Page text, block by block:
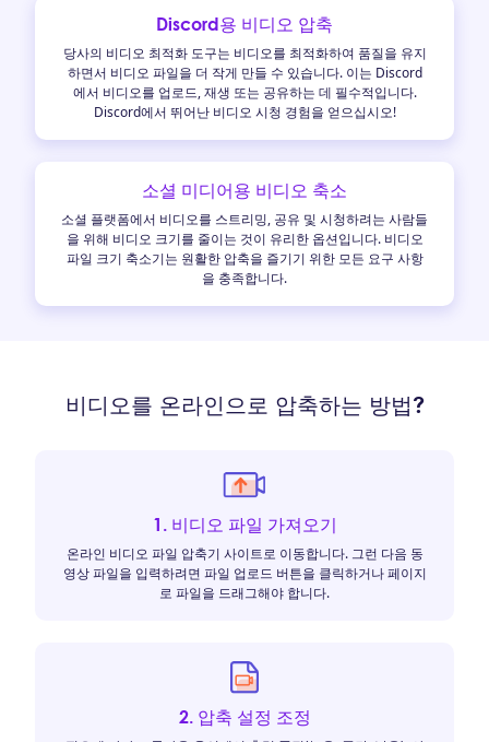
Discord용 비디오 압축
당사의 비디오 최적화 도구는 비디오를 최적화하여 품질을 유지
하면서 비디오 파일을 더 작게 만들 수 있습니다. 이는 Discord
에서 비디오를 업로드, 재생 또는 공유하는 데 필수적입니다.
Discord에서 뛰어난 비디오 시청 경험을 얻으십시오!
소셜 미디어용 비디오 축소
소셜 플랫폼에서 비디오를 스트리밍, 공유 및 시청하려는 사람들
을 위해 비디오 크기를 줄이는 것이 유리한 옵션입니다. 비디오
파일 크기 축소기는 원활한 압축을 즐기기 위한 모든 요구 사항
을 충족합니다.
비디오를 온라인으로 압축하는 방법?
1. 비디오 파일 가져오기
온라인 비디오 파일 압축기 사이트로 이동합니다. 그런 다음 동
영상 파일을 입력하려면 파일 업로드 버튼을 클릭하거나 페이지
로 파일을 드래그해야 합니다.
2. 압축 설정 조정